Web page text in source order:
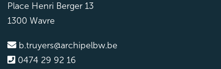
Place Henri Berger 13
1300 Wavre
b.truyers@archipelbw.be
0474 29 92 16